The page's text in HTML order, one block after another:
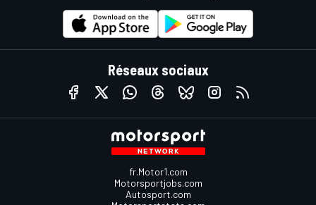
Réseaux sociaux
fr.Motor1.com
Motorsportjobs.com
Autosport.com